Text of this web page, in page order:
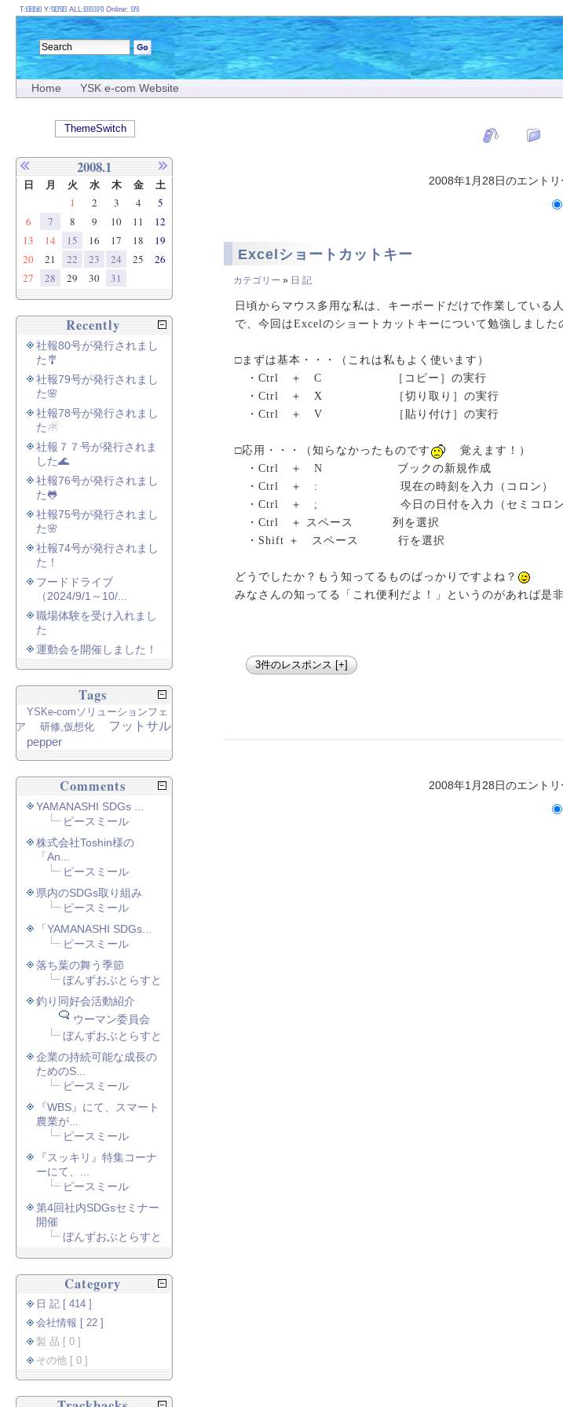
Home YSK e-com Website
2008年1月28日のエント
Excelショートカットキー
カテゴリー » 日 記
日頃からマウス多用な私は、キーボードだけで作業している
で、今回はExcelのショートカットキーについて勉強しまし
□まずは基本・・・（これは私もよく使います）
・Ctrl ＋ C ［コピー］の実行
・Ctrl ＋ X ［切り取り］の実行
・Ctrl ＋ V ［貼り付け］の実行
□応用・・・（知らなかったものです
覚えます！）
・Ctrl ＋ N ブックの新規作成
・Ctrl ＋ : 現在の時刻を入力（コロン）
・Ctrl ＋ ; 今日の日付を入力（セミコロン
・Ctrl ＋ スペース 列を選択
・Shift ＋ スペース 行を選択
どうでしたか？もう知ってるものばっかりですよね？
みなさんの知ってる「これ便利だよ！」というのがあれば是
3件のレスポンス [+]
2008年1月28日のエント
T: Y: ALL: Online:
ThemeSwitch
2008.1
日 月 火 水 木 金 土
1 2 3 4
5
6
7 8 9 10 11
12
13
14 15 16 17 18
19
20
21 22 23 24 25
26
27
28 29 30 31
Recently
社報80号が発行されまし
た🎐
社報79号が発行されまし
た🌸
社報78号が発行されまし
た☃
社報７７号が発行されま
した🌊
社報76号が発行されまし
た🐸
社報75号が発行されまし
た🌸
社報74号が発行されまし
た！
フードドライブ
（2024/9/1～10/...
職場体験を受け入れまし
た
運動会を開催しました！
Tags
YSKe-comソリューションフェ
ア
研修,仮想化
フットサル
pepper
Comments
YAMANASHI SDGs ...
ピースミール
株式会社Toshin様の
「An...
ピースミール
県内のSDGs取り組み
ピースミール
「YAMANASHI SDGs...
ピースミール
落ち葉の舞う季節
ぼんずおぶとらすと
釣り同好会活動紹介
ウーマン委員会
ぼんずおぶとらすと
企業の持続可能な成長の
ためのS...
ピースミール
『WBS』にて、スマート
農業が...
ピースミール
『スッキリ』特集コーナ
ーにて、...
ピースミール
第4回社内SDGsセミナー
開催
ぼんずおぶとらすと
Category
日 記 [ 414 ]
会社情報 [ 22 ]
製 品 [ 0 ]
その他 [ 0 ]